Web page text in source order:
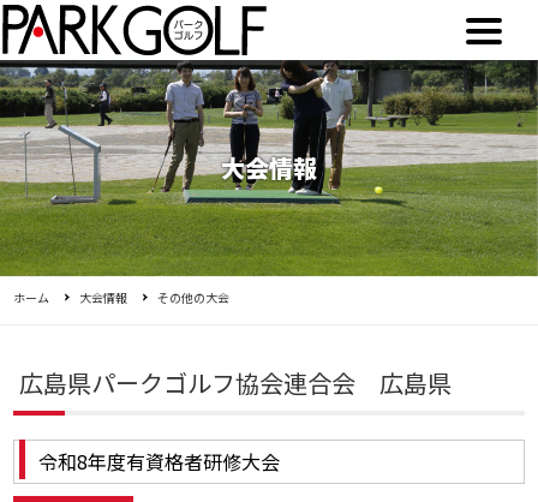
大会情報
ホーム 大会情報 その他の大会
広島県パークゴルフ協会連合会 広島県
令和8年度有資格者研修大会